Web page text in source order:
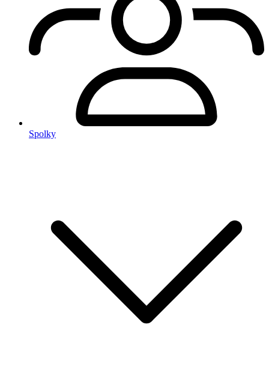
Spolky